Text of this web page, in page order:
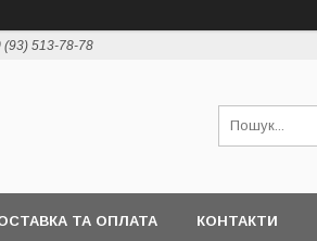
(93) 513-78-78
ТА ОПЛАТА КОНТАКТИ